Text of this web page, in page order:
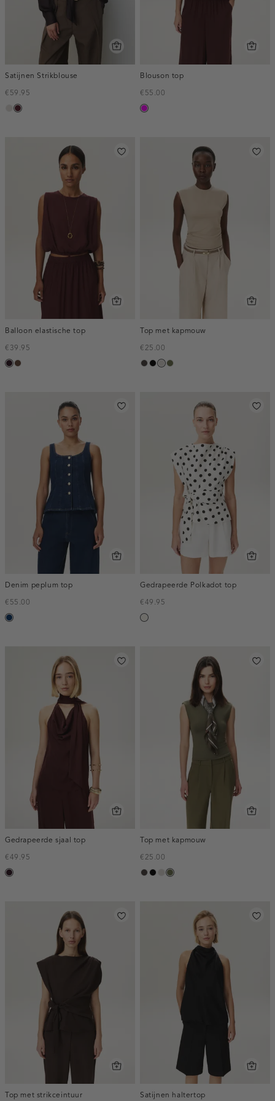
Satijnen Strikblouse
€59.95
kitpruim,
Blouson top
€55.00
fuchsia
Balloon elastische top
€39.95
bordeaux,
donkerbruin
Top met kapmouw
€25.00
choco
zwart
taupe,
groen,
Denim peplum top
€55.00
donkerblauw
Gedrapeerde Polkadot top
€49.95
creme,
Gedrapeerde sjaal top
€49.95
bordeaux,
Top met kapmouw
€25.00
choco
zwarttaupe,
groen,
Top met strikceintuur
Satijnen haltertop